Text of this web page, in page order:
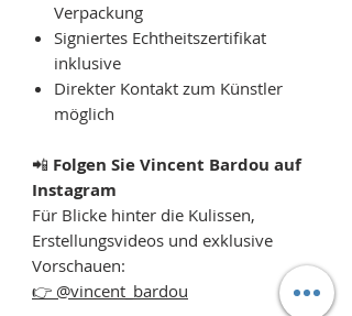
Verpackung
Signiertes Echtheitszertifikat
inklusive
Direkter Kontakt zum Künstler
möglich
📲 Folgen Sie Vincent Bardou auf
Instagram
Für Blicke hinter die Kulissen,
Erstellungsvideos und exklusive
Vorschauen:
👉 @vincent_bardou